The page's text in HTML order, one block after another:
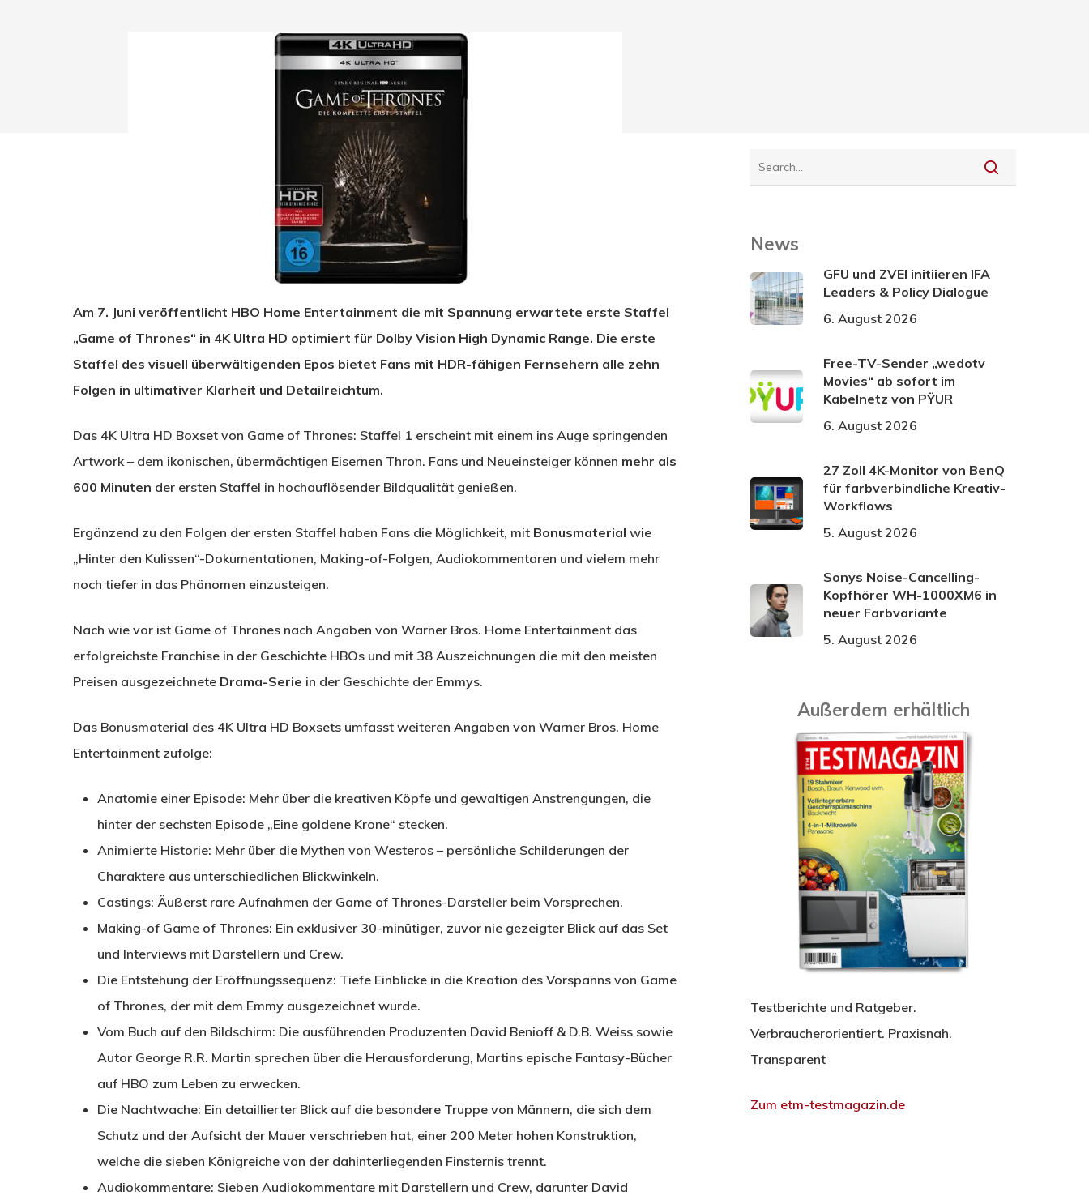
Drücken Sie Enter zum Suchen oder ESC zum Schließen.
Am 7. Juni veröffentlicht HBO Home Entertainment die mit Spannung erwartete erste Staffel
„Game of Thrones“ in 4K Ultra HD optimiert für Dolby Vision High Dynamic Range. Die erste
Staffel des visuell überwältigenden Epos bietet Fans mit HDR-fähigen Fernsehern alle zehn
Folgen in ultimativer Klarheit und Detailreichtum.
Das 4K Ultra HD Boxset von Game of Thrones: Staffel 1 erscheint mit einem ins Auge springenden
Artwork – dem ikonischen, übermächtigen Eisernen Thron. Fans und Neueinsteiger können mehr als
600 Minuten der ersten Staffel in hochauflösender Bildqualität genießen.
Ergänzend zu den Folgen der ersten Staffel haben Fans die Möglichkeit, mit Bonusmaterial wie
„Hinter den Kulissen“-Dokumentationen, Making-of-Folgen, Audiokommentaren und vielem mehr
noch tiefer in das Phänomen einzusteigen.
Nach wie vor ist Game of Thrones nach Angaben von Warner Bros. Home Entertainment das
erfolgreichste Franchise in der Geschichte HBOs und mit 38 Auszeichnungen die mit den meisten
Preisen ausgezeichnete Drama-Serie in der Geschichte der Emmys.
Das Bonusmaterial des 4K Ultra HD Boxsets umfasst weiteren Angaben von Warner Bros. Home
Entertainment zufolge:
Anatomie einer Episode: Mehr über die kreativen Köpfe und gewaltigen Anstrengungen, die
hinter der sechsten Episode „Eine goldene Krone“ stecken.
Animierte Historie: Mehr über die Mythen von Westeros – persönliche Schilderungen der
Charaktere aus unterschiedlichen Blickwinkeln.
Castings: Äußerst rare Aufnahmen der Game of Thrones-Darsteller beim Vorsprechen.
Making-of Game of Thrones: Ein exklusiver 30-minütiger, zuvor nie gezeigter Blick auf das Set
und Interviews mit Darstellern und Crew.
Die Entstehung der Eröffnungssequenz: Tiefe Einblicke in die Kreation des Vorspanns von Game
of Thrones, der mit dem Emmy ausgezeichnet wurde.
Vom Buch auf den Bildschirm: Die ausführenden Produzenten David Benioff & D.B. Weiss sowie
Autor George R.R. Martin sprechen über die Herausforderung, Martins epische Fantasy-Bücher
auf HBO zum Leben zu erwecken.
Die Nachtwache: Ein detaillierter Blick auf die besondere Truppe von Männern, die sich dem
Schutz und der Aufsicht der Mauer verschrieben hat, einer 200 Meter hohen Konstruktion,
welche die sieben Königreiche von der dahinterliegenden Finsternis trennt.
Audiokommentare: Sieben Audiokommentare mit Darstellern und Crew, darunter David
News
GFU und ZVEI initiieren IFA
Leaders & Policy Dialogue
6. August 2026
Free-TV-Sender „wedotv
Movies“ ab sofort im
Kabelnetz von PŸUR
6. August 2026
27 Zoll 4K-Monitor von BenQ
für farbverbindliche Kreativ-
Workflows
5. August 2026
Sonys Noise-Cancelling-
Kopfhörer WH-1000XM6 in
neuer Farbvariante
5. August 2026
Außerdem erhältlich
Testberichte und Ratgeber.
Verbraucherorientiert. Praxisnah.
Transparent
Zum etm-testmagazin.de